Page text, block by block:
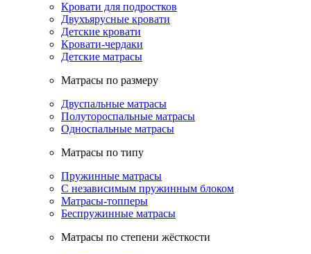
Кровати для подростков
Двухъярусные кровати
Детские кровати
Кровати-чердаки
Детские матрасы
Матрасы по размеру
Двуспальные матрасы
Полутороспальные матрасы
Односпальные матрасы
Матрасы по типу
Пружинные матрасы
С независимым пружинным блоком
Матрасы-топперы
Беспружинные матрасы
Матрасы по степени жёсткости